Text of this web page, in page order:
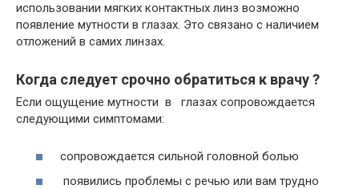
использовании мягких контактных линз возможно
появление мутности в глазах. Это связано с наличием
отложений в самих линзах.
Когда следует срочно обратиться к врачу ?
Если ощущение мутности в глазах сопровождается
следующими симптомами:
сопровождается сильной головной болью
появились проблемы с речью или вам трудно